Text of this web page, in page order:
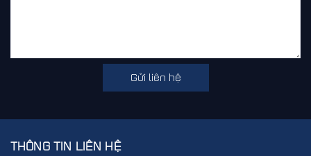
Gửi liên hệ
THÔNG TIN LIÊN HỆ